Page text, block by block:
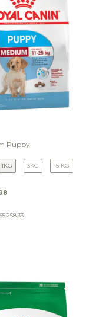
Puppy
1KG 3KG 15 KG
$5.258,33